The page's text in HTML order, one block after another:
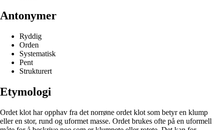
Antonymer
Ryddig
Orden
Systematisk
Pent
Strukturert
Etymologi
Ordet klot har opphav fra det norrøne ordet klot som betyr en klump
eller en stor, rund og uformet masse. Ordet brukes ofte på en uformell